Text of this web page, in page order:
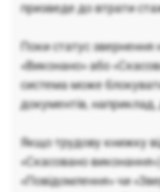
призведе до втрати
Поки статус звернення
«Виконано» або
система може
документів, наприклад,
Якщо трудову книжку
«Скасовано
«Повідомлення» чи